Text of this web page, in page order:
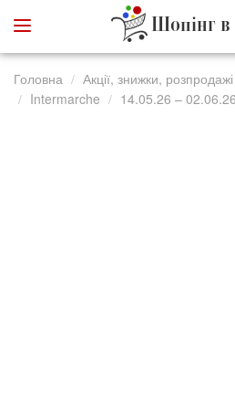
Шопінг в
Головна
Акції, знижки,
Intermarche
14.05.26 – 02.06.26